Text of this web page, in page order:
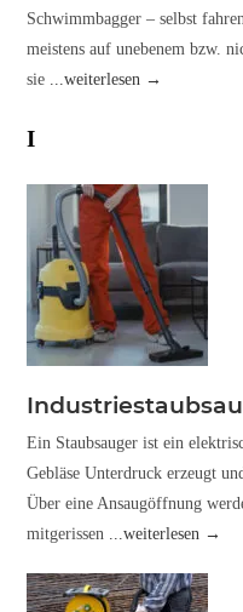
Schwimmbagger – selbst
meistens auf unebenem bzw.
sie ...weiterlesen →
I
Ein Staubsauger ist ein
Gebläse Unterdruck erzeugt
Über eine Ansaugöffnung
mitgerissen ...weiterlesen →